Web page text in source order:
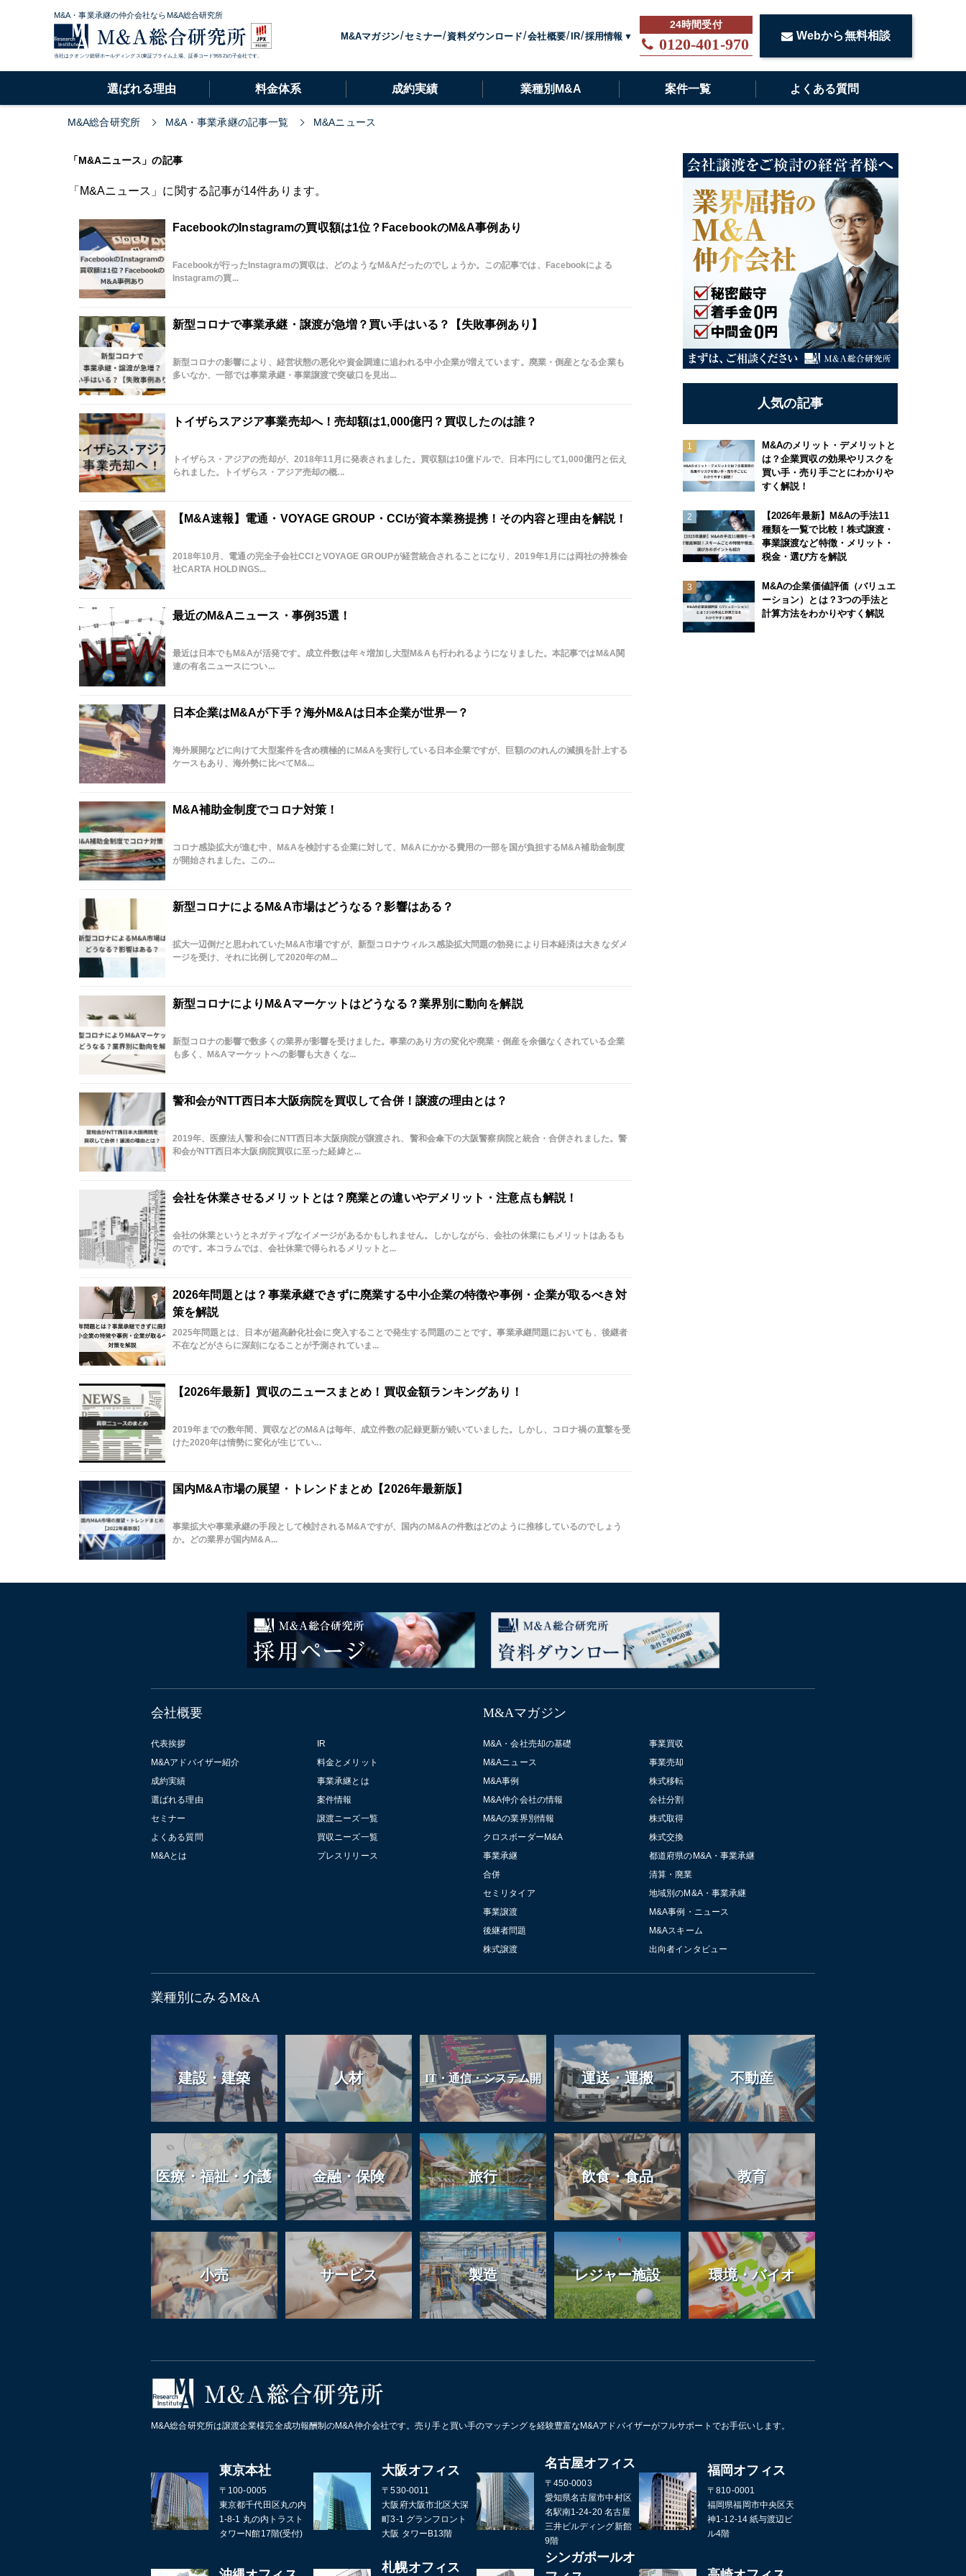
M&A・事業承継の仲介会社ならM&A総合研究所
当社はクオンツ総研ホールディングス(東証プライム上場、証券コード9552)の子会社です。
M&Aマガジン セミナー 資料ダウンロード 会社概要 IR 採用情報 0120-401-970 Webから無料相談
選ばれる理由 料金体系 成約実績 業種別M&A 案件一覧 よくある質問
M&A総合研究所 M&A・事業承継の記事一覧 M&Aニュース
「M&Aニュース」の記事
「M&Aニュース」に関する記事が14件あります。
FacebookのInstagramの買収額は1位？FacebookのM&A事例あり
Facebookが行ったInstagramの買収は、どのようなM&Aだったのでしょうか。この記事では、Facebookによる
Instagramの買...
新型コロナで事業承継・譲渡が急増？買い手はいる？【失敗事例あり】
新型コロナの影響により、経営状態の悪化や資金調達に追われる中小企業が増えています。廃業・倒産となる企業も
多いなか、一部では事業承継・事業譲渡で突破口を見出...
トイザらスアジア事業売却へ！売却額は1,000億円？買収したのは誰？
トイザらス・アジアの売却が、2018年11月に発表されました。買収額は10億ドルで、日本円にして1,000億円と伝え
られました。トイザらス・アジア売却の概...
【M&A速報】電通・VOYAGE GROUP・CCIが資本業務提携！その内容と理由を解説！
2018年10月、電通の完全子会社CCIとVOYAGE GROUPが経営統合されることになり、2019年1月には両社の持株会
社CARTA HOLDINGS...
最近のM&Aニュース・事例35選！
最近は日本でもM&Aが活発です。成立件数は年々増加し大型M&Aも行われるようになりました。本記事ではM&A関
連の有名ニュースについ...
日本企業はM&Aが下手？海外M&Aは日本企業が世界一？
海外展開などに向けて大型案件を含め積極的にM&Aを実行している日本企業ですが、巨額ののれんの減損を計上する
ケースもあり、海外勢に比べてM&...
M&A補助金制度でコロナ対策！
コロナ感染拡大が進む中、M&Aを検討する企業に対して、M&Aにかかる費用の一部を国が負担するM&A補助金制度
が開始されました。この...
新型コロナによるM&A市場はどうなる？影響はある？
拡大一辺倒だと思われていたM&A市場ですが、新型コロナウィルス感染拡大問題の勃発により日本経済は大きなダメ
ージを受け、それに比例して2020年のM...
新型コロナによりM&Aマーケットはどうなる？業界別に動向を解説
新型コロナの影響で数多くの業界が影響を受けました。事業のあり方の変化や廃業・倒産を余儀なくされている企業
も多く、M&Aマーケットへの影響も大きくな...
警和会がNTT西日本大阪病院を買収して合併！譲渡の理由とは？
2019年、医療法人警和会にNTT西日本大阪病院が譲渡され、警和会傘下の大阪警察病院と統合・合併されました。警
和会がNTT西日本大阪病院買収に至った経緯と...
会社を休業させるメリットとは？廃業との違いやデメリット・注意点も解説！
会社の休業というとネガティブなイメージがあるかもしれません。しかしながら、会社の休業にもメリットはあるも
のです。本コラムでは、会社休業で得られるメリットと...
2026年問題とは？事業承継できずに廃業する中小企業の特徴や事例・企業が取るべき対
策を解説
2025年問題とは、日本が超高齢化社会に突入することで発生する問題のことです。事業承継問題においても、後継者
不在などがさらに深刻になることが予測されていま...
【2026年最新】買収のニュースまとめ！買収金額ランキングあり！
2019年までの数年間、買収などのM&Aは毎年、成立件数の記録更新が続いていました。しかし、コロナ禍の直撃を受
けた2020年は情勢に変化が生じてい...
国内M&A市場の展望・トレンドまとめ【2026年最新版】
事業拡大や事業承継の手段として検討されるM&Aですが、国内のM&Aの件数はどのように推移しているのでしょう
か。どの業界が国内M&A...
人気の記事
M&Aのメリット・デメリットと
は？企業買収の効果やリスクを
買い手・売り手ごとにわかりや
すく解説！
【2026年最新】M&Aの手法11
種類を一覧で比較！株式譲渡・
事業譲渡など特徴・メリット・
税金・選び方を解説
M&Aの企業価値評価（バリュエ
ーション）とは？3つの手法と
計算方法をわかりやすく解説
会社概要
代表挨拶
M&Aアドバイザー紹介
成約実績
選ばれる理由
セミナー
よくある質問
M&Aとは
IR
料金とメリット
事業承継とは
案件情報
譲渡ニーズ一覧
買収ニーズ一覧
プレスリリース
M&Aマガジン
M&A・会社売却の基礎
M&Aニュース
M&A事例
M&A仲介会社の情報
M&Aの業界別情報
クロスボーダーM&A
事業承継
合併
セミリタイア
事業譲渡
後継者問題
株式譲渡
事業買収
事業売却
株式移転
会社分割
株式取得
株式交換
都道府県のM&A・事業承継
清算・廃業
地域別のM&A・事業承継
M&A事例・ニュース
M&Aスキーム
出向者インタビュー
業種別にみるM&A
建設・建築 人材 IT・通信・システム開
発
運送・運搬 不動産
医療・福祉・介護 金融・保険 旅行 飲食・食品 教育
小売 サービス 製造 レジャー施設 環境・バイオ
M&A総合研究所は譲渡企業様完全成功報酬制のM&A仲介会社です。売り手と買い手のマッチングを経験豊富なM&Aアドバイザーがフルサポートでお手伝いします。
東京本社
〒100-0005
東京都千代田区丸の内
1-8-1 丸の内トラスト
タワーN館17階(受付)
大阪オフィス
〒530-0011
大阪府大阪市北区大深
町3-1 グランフロント
大阪 タワーB13階
名古屋オフィス
〒450-0003
愛知県名古屋市中村区
名駅南1-24-20 名古屋
三井ビルディング新館
9階
福岡オフィス
〒810-0001
福岡県福岡市中央区天
神1-12-14 紙与渡辺ビ
ル4階
札幌オフィス
シンガポールオ